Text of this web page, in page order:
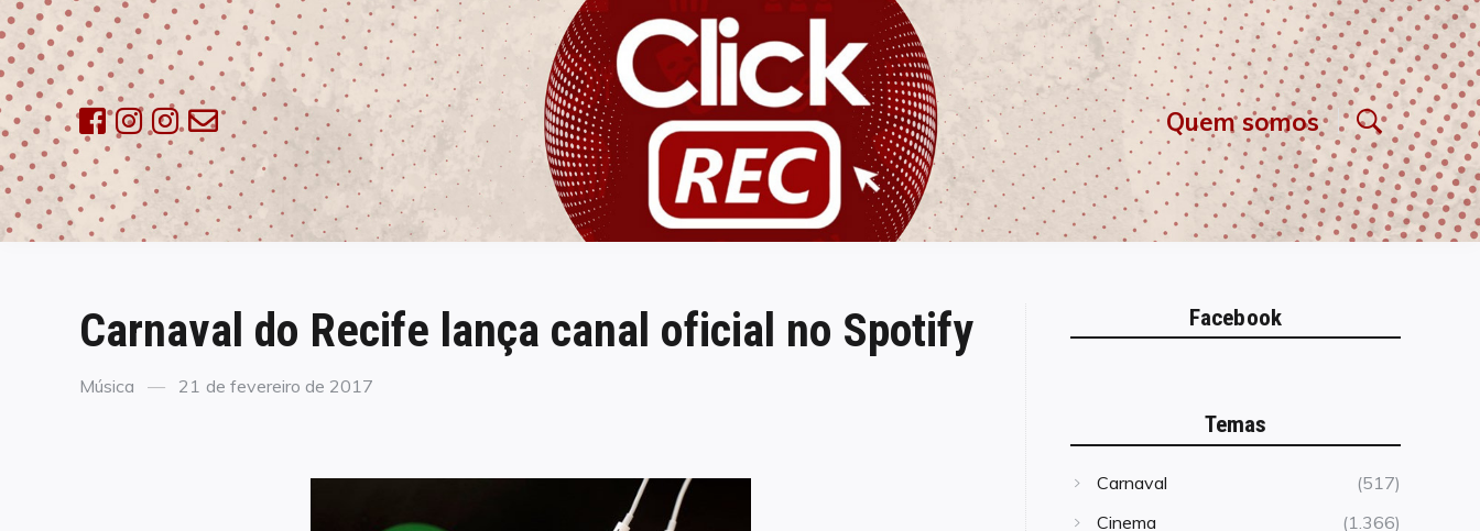
Skip
to
content
ClickREC Quem somos
Carnaval do Recife lança canal oficial no Spotify
Categories
Música
Posted
21 de fevereiro de 2017
Facebook
Temas
Carnaval
(517)
Cinema
(1.366)